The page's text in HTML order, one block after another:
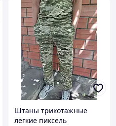
Штаны трикотажные
легкие пиксель